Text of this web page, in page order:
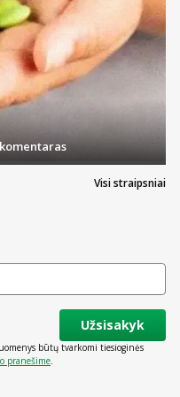
Visi straipsniai
Užsisakyk
būtų tvarkomi tiesioginės
pranešime.